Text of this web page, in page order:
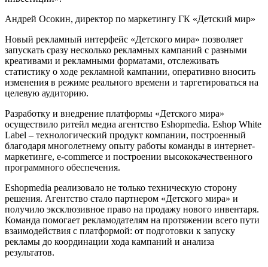
Андрей Осокин, директор по маркетингу ГК «Детский мир»
Новый рекламный интерфейс «Детского мира» позволяет
запускать сразу несколько рекламных кампаний с разными
креативами и рекламными форматами, отслеживать
статистику о ходе рекламной кампании, оперативно вносить
изменения в режиме реального времени и таргетироваться на
целевую аудиторию.
Разработку и внедрение платформы «Детского мира»
осуществило ритейл медиа агентство Eshopmedia. Eshop White
Label – технологический продукт компании, построенный
благодаря многолетнему опыту работы команды в интернет-
маркетинге, e-commerce и построении высококачественного
программного обеспечения.
Eshopmedia реализовало не только техническую сторону
решения. Агентство стало партнером «Детского мира» и
получило эксклюзивное право на продажу нового инвентаря.
Команда помогает рекламодателям на протяжении всего пути
взаимодействия с платформой: от подготовки к запуску
рекламы до координации хода кампаний и анализа
результатов.